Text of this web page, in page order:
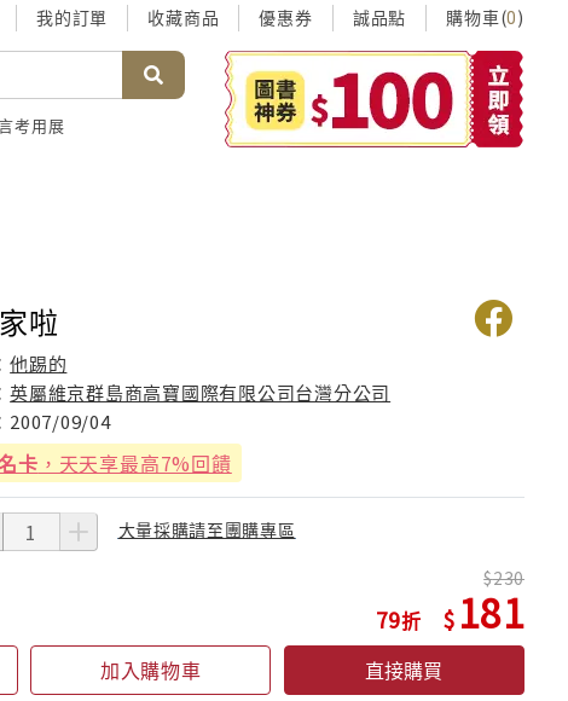
我的訂單 收藏商品 優惠券 誠品點 購物車(0)
考用展
啦
他踢的
英屬維京群島商高寶國際有限公司台灣分公司
2007/09/04
卡 ，天天享最高7%回饋
大量採購請至團購專區
79
230
181
加入購物車 直接購買